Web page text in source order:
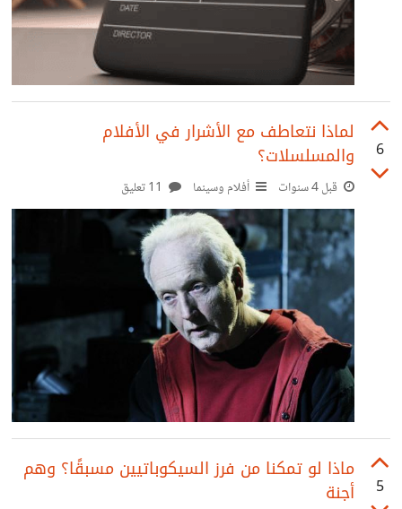
6
لماذا نتعاطف مع الأشرار في الأفلام
والمسلسلات؟
قبل 4 سنوات أفلام وسينما
5
ماذا لو تمكنا من فرز السيكوباتيين مسبقًا؟ وهم
أجنة